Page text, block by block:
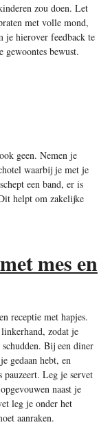
zou doen. Let
met volle mond,
je hierover feedback te
gewoontes bewust.
geen. Nemen je
waarbij je met je
een band, er is
helpt om zakelijke
mes en
receptie met hapjes.
zodat je
Bij een diner
gedaan hebt, en
Leg je servet
naast je
leg je onder het
aanraken.